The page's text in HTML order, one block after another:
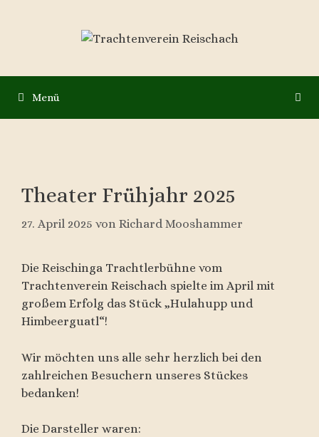
Menü
Theater Frühjahr 2025
27. April 2025 von Richard Mooshammer
Die Reischinga Trachtlerbühne vom
Trachtenverein Reischach spielte im April mit
großem Erfolg das Stück „Hulahupp und
Himbeerguatl“!
Wir möchten uns alle sehr herzlich bei den
zahlreichen Besuchern unseres Stückes
bedanken!
Die Darsteller waren: